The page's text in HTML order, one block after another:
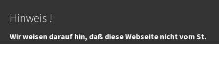
Hinweis !
Wir weisen darauf hin, daß diese Webseite nicht vom St.